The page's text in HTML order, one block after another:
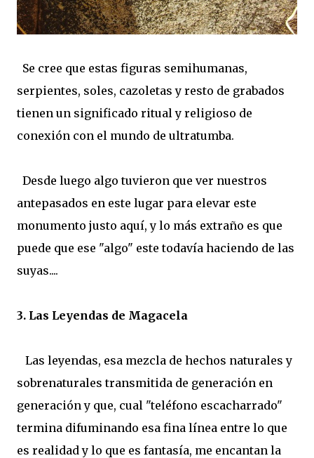
Se cree que estas figuras semihumanas,
serpientes, soles, cazoletas y resto de grabados
tienen un significado ritual y religioso de
conexión con el mundo de ultratumba.
Desde luego algo tuvieron que ver nuestros
antepasados en este lugar para elevar este
monumento justo aquí, y lo más extraño es que
puede que ese "algo" este todavía haciendo de las
suyas....
3. Las Leyendas de Magacela
Las leyendas, esa mezcla de hechos naturales y
sobrenaturales transmitida de generación en
generación y que, cual "teléfono escacharrado"
termina difuminando esa fina línea entre lo que
es realidad y lo que es fantasía, me encantan la